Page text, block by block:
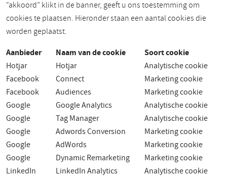
“akkoord” klikt in de banner, geeft u ons toestemming om
cookies te plaatsen. Hieronder staan een aantal cookies die
worden geplaatst.
Aanbieder Naam van de cookie Soort cookie
Hotjar Hotjar
Analytische cookie
Facebook
Connect
Marketing cookie
Facebook
Audiences
Marketing cookie
Google
Google Analytics
Analytische cookie
Google
Tag Manager
Analytische cookie
Google
Adwords Conversion
Marketing cookie
Google
AdWords
Marketing cookie
Google
Dynamic Remarketing
Marketing cookie
LinkedIn
LinkedIn Analytics
Analytische cookie